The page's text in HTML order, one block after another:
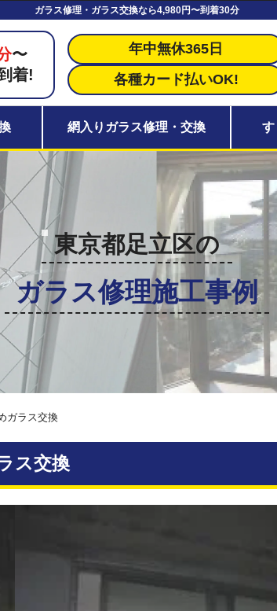
ガラス修理・ガラス交換なら4,980円〜到着30分
〜
着!
年中無休365日
各種カード払いOK!
網入りガラス修理・交換
東京都足立区の
ガラス修理施工事例
ガラス交換
ス交換